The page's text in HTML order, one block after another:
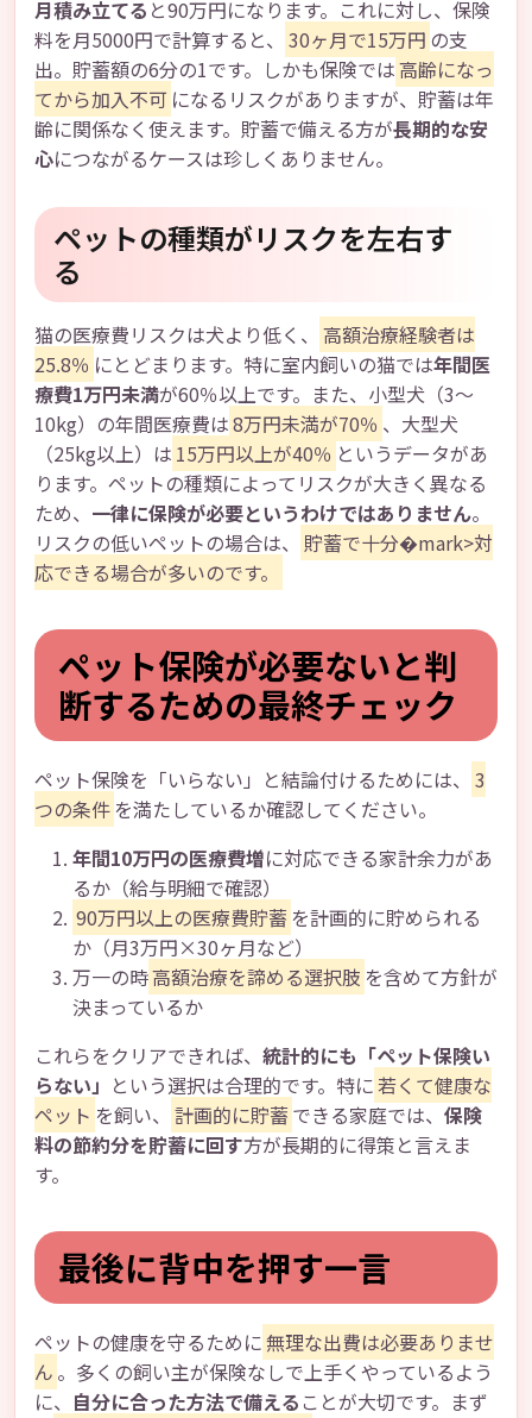
月積み立てる と90万円になります。これに対し、保険
料を月5000円で計算すると、 30ヶ月で15万円 の支
出。貯蓄額の6分の1です。しかも保険では高齢になっ
てから加入不可 になるリスクがありますが、貯蓄は年
齢に関係なく使えます。貯蓄で備える方が長期的な安
心につながるケースは珍しくありません。
ペットの種類がリスクを左右す
る
猫の医療費リスクは犬より低く、 高額治療経験者は
25.8％ にとどまります。特に室内飼いの猫では年間医
療費1万円未満が60％以上です。また、小型犬（3～
10kg）の年間医療費は8万円未満が70％ 、大型犬
（25kg以上）は 15万円以上が40％ というデータがあ
ります。ペットの種類によってリスクが大きく異なる
ため、 一律に保険が必要というわけではありません。
リスクの低いペットの場合は、 貯蓄で十分�mark>対
応できる場合が多いのです。
ペット保険が必要ないと判
断するための最終チェック
ペット保険を「いらない」と結論付けるためには、 3
つの条件 を満たしているか確認してください。
年間10万円の医療費増に対応できる家計余力があ
るか（給与明細で確認）
90万円以上の医療費貯蓄 を計画的に貯められる
か（月3万円×30ヶ月など）
万一の時高額治療を諦める選択肢 を含めて方針が
決まっているか
これらをクリアできれば、 統計的にも「ペット保険い
らない」 という選択は合理的です。特に若くて健康な
ペット を飼い、 計画的に貯蓄 できる家庭では、 保険
料の節約分を貯蓄に回す方が長期的に得策と言えま
す。
最後に背中を押す一言
ペットの健康を守るために無理な出費は必要ありませ
ん 。多くの飼い主が保険なしで上手くやっているよう
に、 自分に合った方法で備える ことが大切です。まず